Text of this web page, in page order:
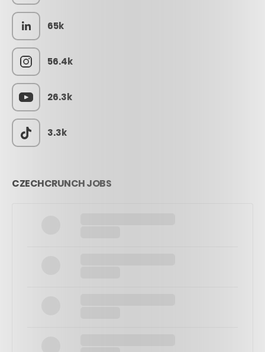
65k
56.4k
26.3k
3.3k
CZECHCRUNCH JOBS